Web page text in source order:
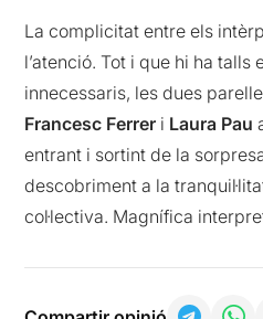
La complicitat entre els
l’atenció. Tot i que hi ha
innecessaris, les dues
Francesc Ferrer i Laura Pau
entrant i sortint de la
descobriment a la
col·lectiva. Magnífica